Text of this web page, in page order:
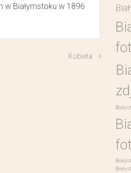
Białymstoku w 1896
Kobieta